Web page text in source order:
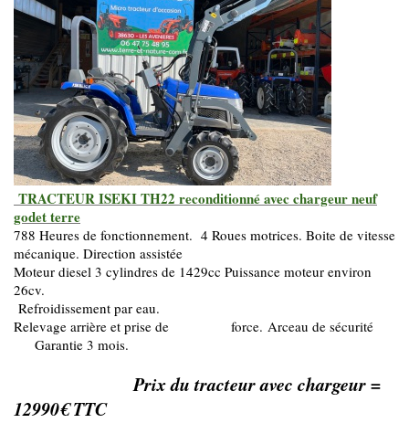
TRACTEUR ISEKI TH22 reconditionné avec chargeur neuf
godet terre
788 Heures de fonctionnement. 4 Roues motrices. Boite de vitesse
mécanique. Direction assistée
Moteur diesel 3 cylindres de 1429cc Puissance moteur environ
26cv.
Refroidissement par eau.
Relevage arrière et prise de force. Arceau de sécurité
Garantie 3 mois.
Prix du tracteur avec chargeur =
12990€ TTC